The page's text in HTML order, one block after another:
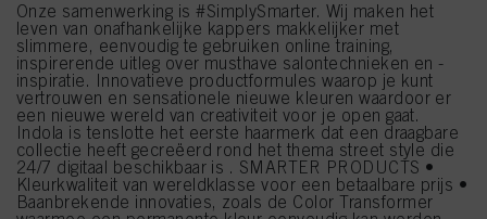
Onze samenwerking is #SimplySmarter. Wij maken het
leven van onafhankelijke kappers makkelijker met
slimmere, eenvoudig te gebruiken online training,
inspirerende uitleg over musthave salontechnieken en -
inspiratie. Innovatieve productformules waarop je kunt
vertrouwen en sensationele nieuwe kleuren waardoor er
een nieuwe wereld van creativiteit voor je open gaat.
Indola is tenslotte het eerste haarmerk dat een draagbare
collectie heeft gecreëerd rond het thema street style die
24/7 digitaal beschikbaar is . SMARTER PRODUCTS •
Kleurkwaliteit van wereldklasse voor een betaalbare prijs •
Baanbrekende innovaties, zoals de Color Transformer